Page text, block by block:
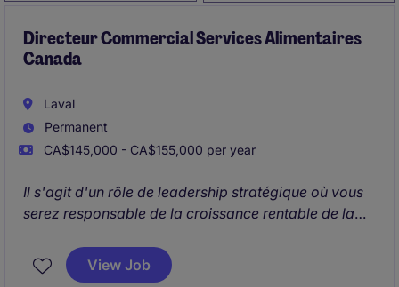
Directeur Commercial Services Alimentaires
Canada
Laval
Permanent
CA$145,000 - CA$155,000 per year
Il s'agit d'un rôle de leadership stratégique où vous
serez responsable de la croissance rentable de la
Vous dirigerez également une équipe de 10 à 14
professionnels des ventes (ventes internes et
View Job